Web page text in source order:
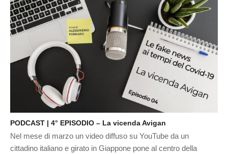
PODCAST | 4° EPISODIO – La vicenda Avigan
Nel mese di marzo un video diffuso su YouTube da un
cittadino italiano e girato in Giappone pone al centro della